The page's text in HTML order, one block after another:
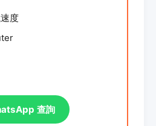
度
查詢